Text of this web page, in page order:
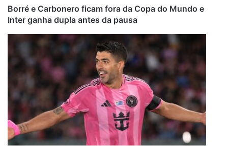
Borré e Carbonero ficam fora da Copa do Mundo e
Inter ganha dupla antes da pausa